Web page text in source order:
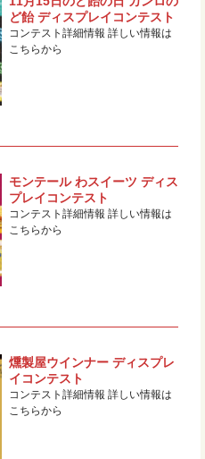
ど飴 ディスプレイコンテスト
コンテスト詳細情報 詳しい情報は
こちらから
モンテール わスイーツ ディス
プレイコンテスト
コンテスト詳細情報 詳しい情報は
こちらから
燻製屋ウインナー ディスプレ
イコンテスト
コンテスト詳細情報 詳しい情報は
こちらから